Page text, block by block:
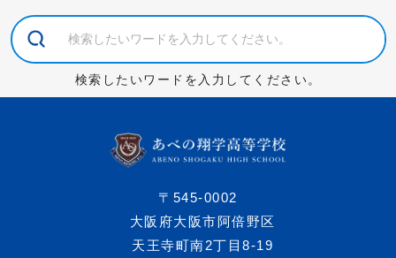
検索したいワードを入力してください。
〒545-0002
大阪府大阪市阿倍野区
天王寺町南2丁目8-19